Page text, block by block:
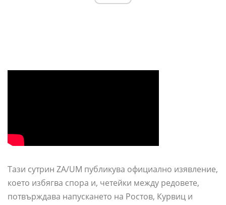
Тази сутрин ZA/UM публикува официално изявление,
което избягва спора и, четейки между редовете,
потвърждава напускането на Ростов, Курвиц и